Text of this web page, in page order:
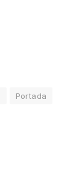
Portada